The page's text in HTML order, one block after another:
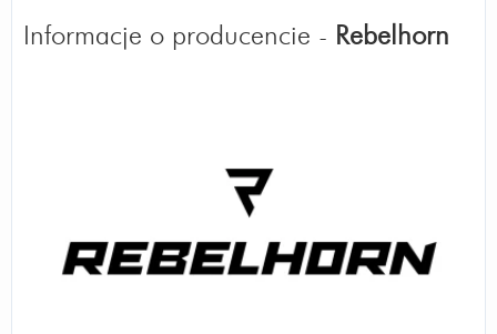
Informacje o producencie - Rebelhorn